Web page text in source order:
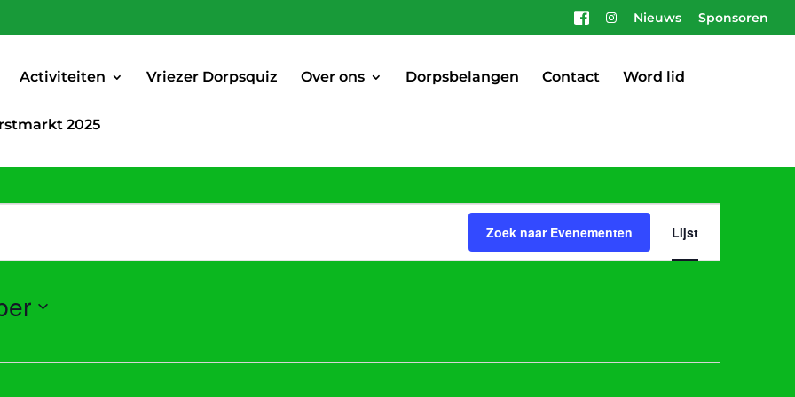
Nieuws Sponsoren
Activiteiten Vriezer Dorpsquiz Over ons Dorpsbelangen Contact Word lid
2025
Zoek naar Evenementen
weergaven
navigatie
Lijst